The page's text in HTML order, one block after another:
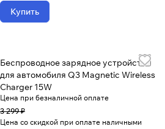
Купить
Беспроводное зарядное устройство
для автомобиля Q3 Magnetic Wireless
Charger 15W
Цена при безналичной оплате
3 299 ₽
Цена со скидкой при оплате наличными